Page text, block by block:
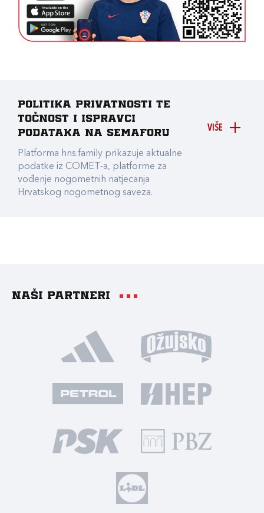
VIŠE
Politika privatnosti te
točnost i ispravci
podataka na Semaforu
Platforma hns.family prikazuje aktualne
podatke iz COMET-a, platforme za
vođenje nogometnih natjecanja
Hrvatskog nogometnog saveza.
Naši partneri